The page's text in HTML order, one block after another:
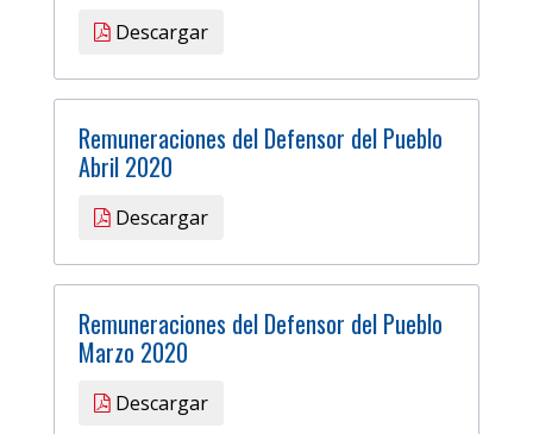
Descargar
Remuneraciones del Defensor del Pueblo
Abril 2020
Descargar
Remuneraciones del Defensor del Pueblo
Marzo 2020
Descargar